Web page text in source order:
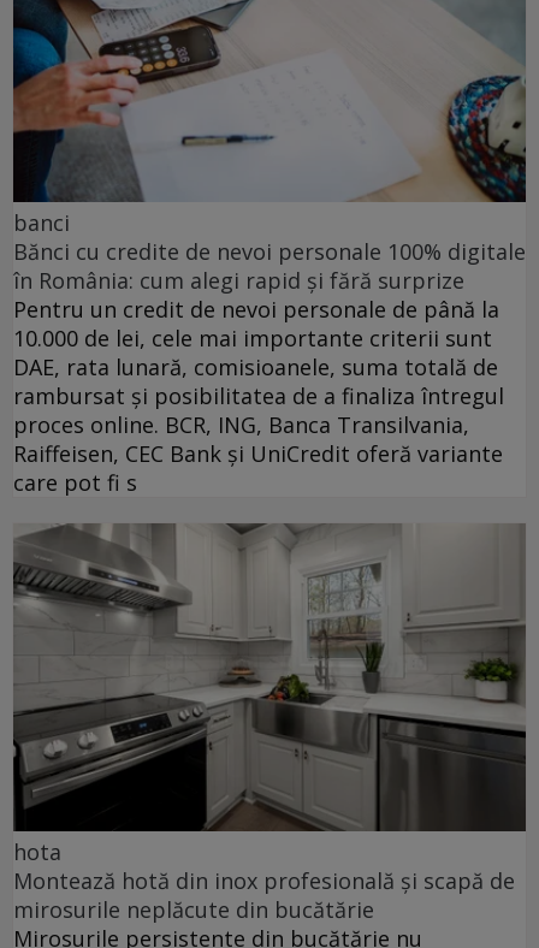
banci
Bănci cu credite de nevoi personale 100% digitale
în România: cum alegi rapid și fără surprize
Pentru un credit de nevoi personale de până la
10.000 de lei, cele mai importante criterii sunt
DAE, rata lunară, comisioanele, suma totală de
rambursat și posibilitatea de a finaliza întregul
proces online. BCR, ING, Banca Transilvania,
Raiffeisen, CEC Bank și UniCredit oferă variante
care pot fi s
hota
Montează hotă din inox profesională și scapă de
mirosurile neplăcute din bucătărie
Mirosurile persistente din bucătărie nu